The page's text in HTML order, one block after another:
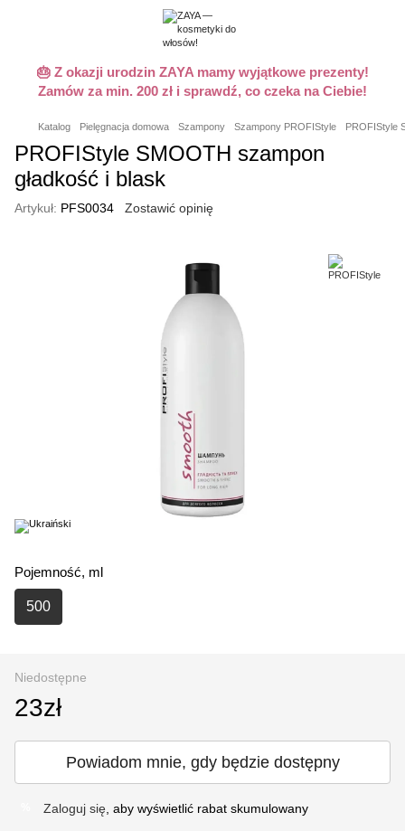
🎂 Z okazji urodzin ZAYA mamy wyjątkowe prezenty!
Zamów za min. 200 zł i sprawdź, co czeka na Ciebie!
Katalog Pielęgnacja domowa Szampony Szampony PROFIStyle PROFIStyle
PROFIStyle SMOOTH szampon
gładkość i blask
Artykuł: PFS0034 Zostawić opinię
Pojemność, ml
500
Niedostępne
23zł
Powiadom mnie, gdy będzie dostępny
Zaloguj się , aby wyświetlić rabat skumulowany